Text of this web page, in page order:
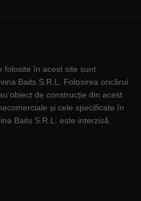
folosite în acest site sunt
Baits S.R.L. Folosirea oricărui
obiect de construcție din acest
și cele specificate în
Baits S.R.L. este interzisă.